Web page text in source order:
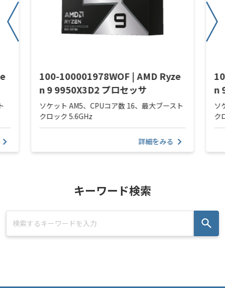
100-100001978WOF | AMD Ryze
n 9 9950X3D2 プロセッサ
ソケット AM5、CPUコア数 16、最大ブースト
クロック 5.6GHz
詳細をみる
n
ソ
ク
キーワード検索